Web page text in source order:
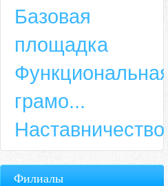
Базовая
площадка
Функциональная
грамо...
Наставничество
Филиалы